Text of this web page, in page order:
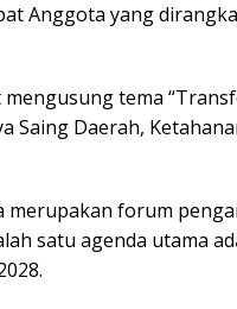
Anggota yang
tema
Saing Daerah,
merupakan forum
satu agenda utama